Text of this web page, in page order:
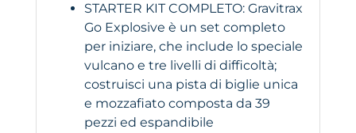
STARTER KIT COMPLETO: Gravitrax
Go Explosive è un set completo
per iniziare, che include lo speciale
vulcano e tre livelli di difficoltà;
costruisci una pista di biglie unica
e mozzafiato composta da 39
pezzi ed espandibile